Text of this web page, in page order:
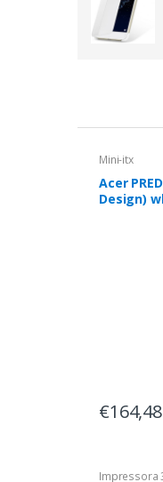
Mini-itx
Acer
Design)
€164,48
Impressora